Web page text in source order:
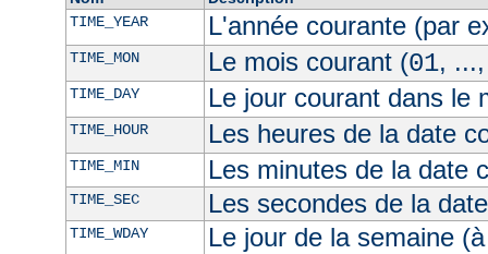
TIME_YEAR
L'année courante (par
TIME_MON Le mois courant (01,
TIME_DAY Le jour courant dans le
TIME_HOUR Les heures de la date
TIME_MIN Les minutes de la date
TIME_SEC Les secondes de la
TIME_WDAY Le jour de la semaine